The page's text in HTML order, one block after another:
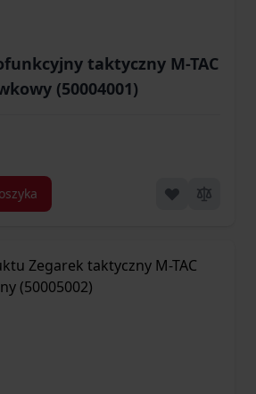
taktyczny M-TAC
(50004001)